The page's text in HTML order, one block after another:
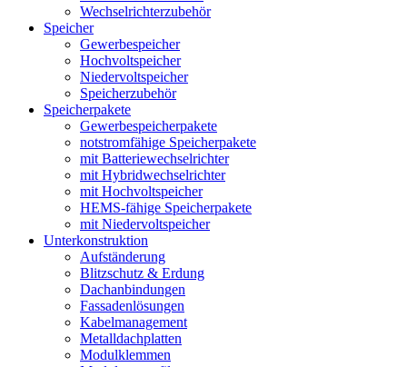
Wechselrichterzubehör
Speicher
Gewerbespeicher
Hochvoltspeicher
Niedervoltspeicher
Speicherzubehör
Speicherpakete
Gewerbespeicherpakete
notstromfähige Speicherpakete
mit Batteriewechselrichter
mit Hybridwechselrichter
mit Hochvoltspeicher
HEMS-fähige Speicherpakete
mit Niedervoltspeicher
Unterkonstruktion
Aufständerung
Blitzschutz & Erdung
Dachanbindungen
Fassadenlösungen
Kabelmanagement
Metalldachplatten
Modulklemmen